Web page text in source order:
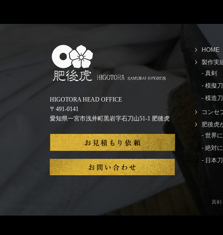
HIGOTORA HEAD OFFICE
〒491-0141
愛知県一宮市浅井町黒岩字石刀山51-1 肥後虎
HOME
製作実
- 真剣
- 模擬
- 模造刀
コンセ
肥後虎
- 世界
- 絶対
- 日本
真